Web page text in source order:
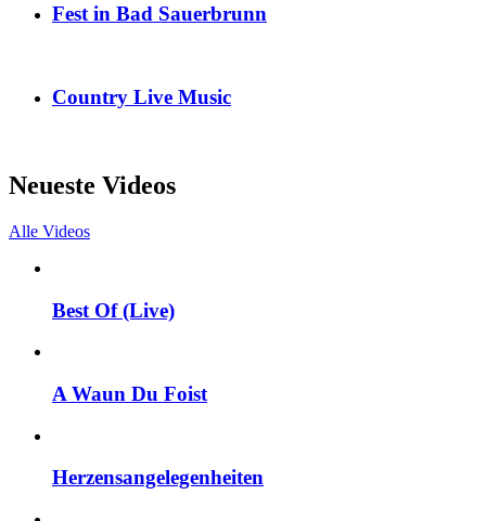
Fest in Bad Sauerbrunn
Country Live Music
Neueste Videos
Alle Videos
Best Of (Live)
A Waun Du Foist
Herzensangelegenheiten